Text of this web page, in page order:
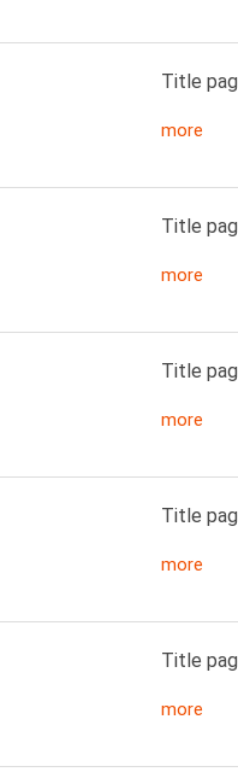
Title
more
Title
more
Title
more
Title
more
Title
more